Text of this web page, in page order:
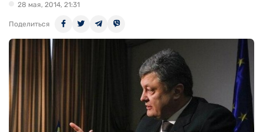
28 мая, 2014, 21:31
Поделиться